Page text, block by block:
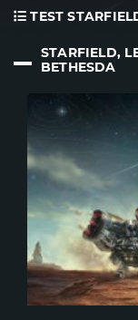
TEST
STARFIELD,
BETHESDA